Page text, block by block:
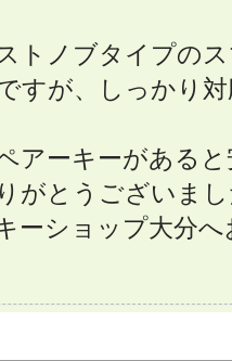
トノブタイプの
すが、しっかり
アーキーがある
がとうございま
ーショップ大分